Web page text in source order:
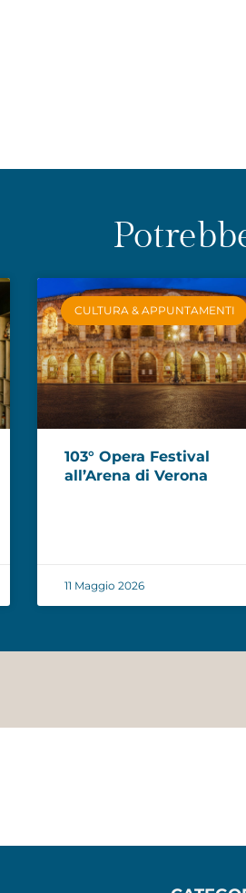
CULTURA & APPUNTAMENTI
103° Opera Festival
all’Arena di Verona
11 Maggio 2026